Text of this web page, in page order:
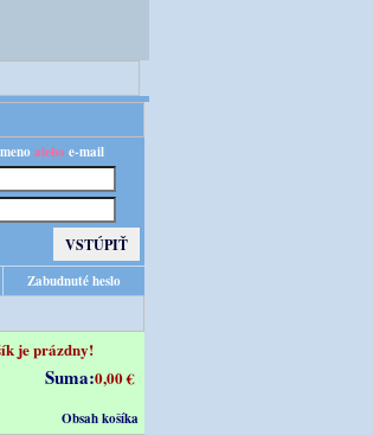
z nášho nemeckého
alebo e-mail
Zabudnuté heslo
je prázdny!
Suma:0,00 €
Obsah košíka